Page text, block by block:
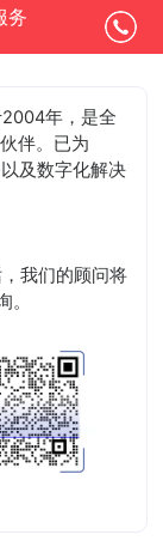
务
年，是全
伴。已为
及数字化解决
我们的顾问将